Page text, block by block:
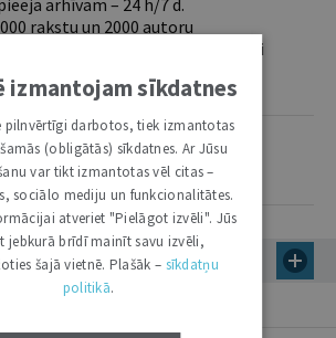
arhīvam – 24 h/7 d.
rakstu un 2000 autoru
un ikgadējie grāmatžurnāli
– piezīmes, citāti, mapes
izmantojam sīkdatnes
pilnvērtīgi darbotos, tiek izmantotas
(obligātās) sīkdatnes. Ar Jūsu
var tikt izmantotas vēl citas –
sociālo mediju un funkcionalitātes.
atveriet "Pielāgot izvēli". Jūs
jebkurā brīdī mainīt savu izvēli,
šajā vietnē. Plašāk – sīkdatņu
politikā.